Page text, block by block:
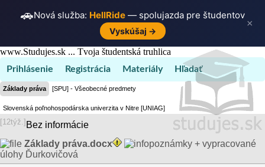
🚗Nová služba: HellRide— spolujazda pre študentov
Vyskúšaj →
×
www.Studujes.sk ... Tvoja študentská truhlica
Prihlásenie Registrácia Materiály Hľadať
Základy práva [SPU] - Všeobecné predmety
Slovenská poľnohospodárska univerzita v Nitre [UNIAG]
[12týž.] Bez informácie
Základy práva.docx
poznámky + vypracované
úlohy Ďurkovičová